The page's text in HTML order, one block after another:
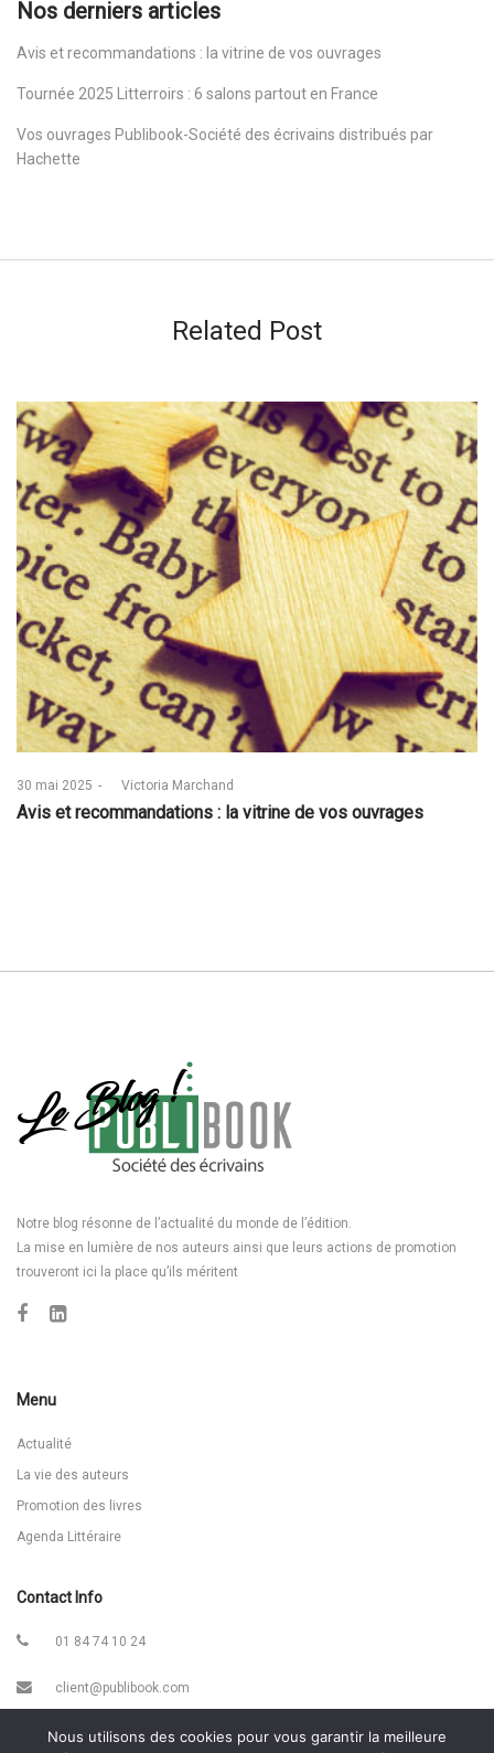
Nos derniers articles
Avis et recommandations : la vitrine de vos ouvrages
Tournée 2025 Litterroirs : 6 salons partout en France
Vos ouvrages Publibook-Société des écrivains distribués par
Hachette
Related Post
Posted
on
30 mai 2025 byVictoria Marchand
Avis et recommandations : la vitrine de vos ouvrages
Notre blog résonne de l’actualité du monde de l’édition.
La mise en lumière de nos auteurs ainsi que leurs actions de promotion
trouveront ici la place qu’ils méritent
Menu
Actualité
La vie des auteurs
Promotion des livres
Agenda Littéraire
Contact Info
01 84 74 10 24
client@publibook.com
866 Avenue Maréchal Juin 30900 Nîmes
Nous utilisons des cookies pour vous garantir la meilleure